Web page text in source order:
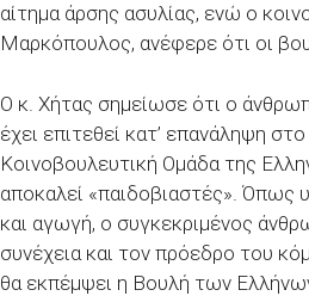
αίτημα άρσης ασυλίας, ενώ ο
Μαρκόπουλος, ανέφερε ότι οι
Ο κ. Χήτας σημείωσε ότι ο
έχει επιτεθεί κατ’ επανάληψη
Κοινοβουλευτική Ομάδα της
αποκαλεί «παιδοβιαστές». Όπως
και αγωγή, ο συγκεκριμένος
συνέχεια και τον πρόεδρο του
θα εκπέμψει η Βουλή των